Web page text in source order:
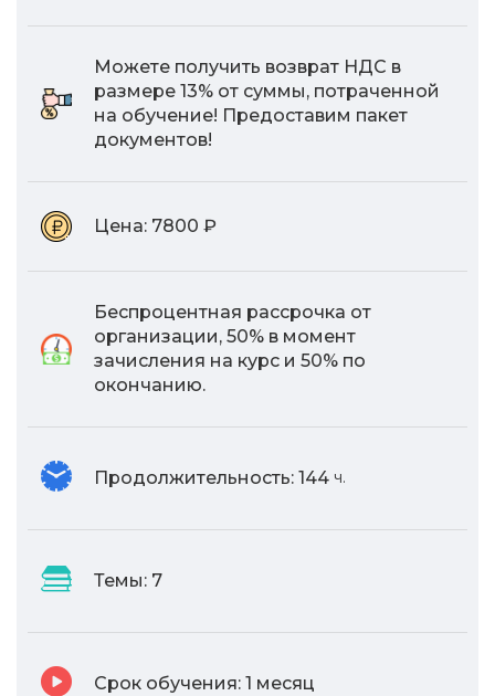
Можете получить возврат НДС в
размере 13% от суммы, потраченной
на обучение! Предоставим пакет
документов!
Цена: 7800 ₽
Беспроцентная рассрочка от
организации, 50% в момент
зачисления на курс и 50% по
окончанию.
Продолжительность: 144 ч.
Темы: 7
Срок обучения: 1 месяц